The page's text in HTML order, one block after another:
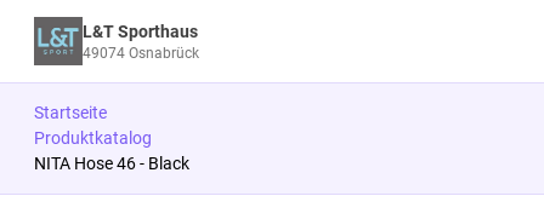
L&T Sporthaus
49074 Osnabrück
Startseite
Produktkatalog
NITA Hose 46 - Black